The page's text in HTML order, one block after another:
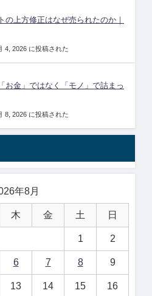
の上方修正はなぜ売られたのか｜
4, 2026 に投稿された
お金」ではなく「モノ」で詰まっ
8, 2026 に投稿された
年8月
木 金 土 日
1 2
6 7 8 9
13 14 15 16